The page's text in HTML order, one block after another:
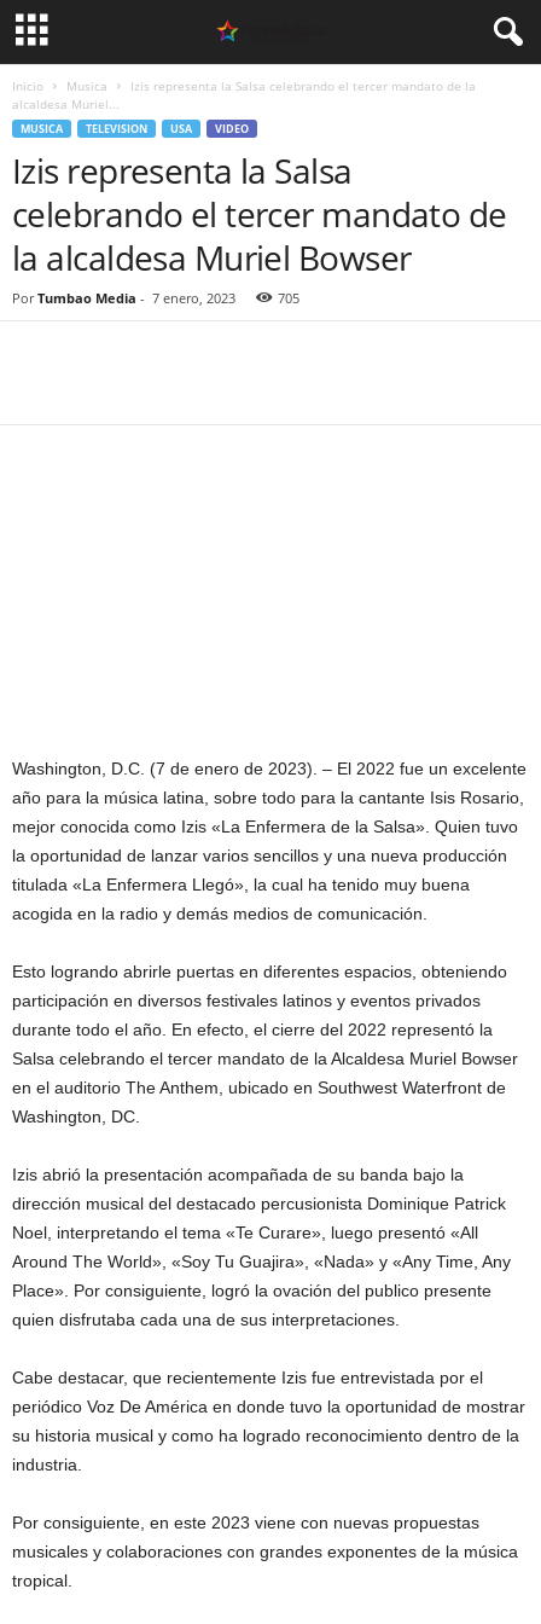
Inicio Musica
Izis representa la Salsa celebrando el tercer mandato de la
alcaldesa Muriel...
MUSICA TELEVISION USA VIDEO
Izis representa la Salsa
celebrando el tercer mandato de
la alcaldesa Muriel Bowser
Por Tumbao Media - 7 enero, 2023 705
Washington, D.C. (7 de enero de 2023). – El 2022 fue un excelente
año para la música latina, sobre todo para la cantante Isis Rosario,
mejor conocida como Izis «La Enfermera de la Salsa». Quien tuvo
la oportunidad de lanzar varios sencillos y una nueva producción
titulada «La Enfermera Llegó», la cual ha tenido muy buena
acogida en la radio y demás medios de comunicación.
Esto logrando abrirle puertas en diferentes espacios, obteniendo
participación en diversos festivales latinos y eventos privados
durante todo el año. En efecto, el cierre del 2022 representó la
Salsa celebrando el tercer mandato de la Alcaldesa Muriel Bowser
en el auditorio The Anthem, ubicado en Southwest Waterfront de
Washington, DC.
Izis abrió la presentación acompañada de su banda bajo la
dirección musical del destacado percusionista Dominique Patrick
Noel, interpretando el tema «Te Curare», luego presentó «All
Around The World», «Soy Tu Guajira», «Nada» y «Any Time, Any
Place». Por consiguiente, logró la ovación del publico presente
quien disfrutaba cada una de sus interpretaciones.
Cabe destacar, que recientemente Izis fue entrevistada por el
periódico Voz De América en donde tuvo la oportunidad de mostrar
su historia musical y como ha logrado reconocimiento dentro de la
industria.
Por consiguiente, en este 2023 viene con nuevas propuestas
musicales y colaboraciones con grandes exponentes de la música
tropical.